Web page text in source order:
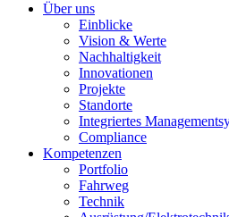
Über uns
Einblicke
Vision & Werte
Nachhaltigkeit
Innovationen
Projekte
Standorte
Integriertes
Compliance
Kompetenzen
Portfolio
Fahrweg
Technik